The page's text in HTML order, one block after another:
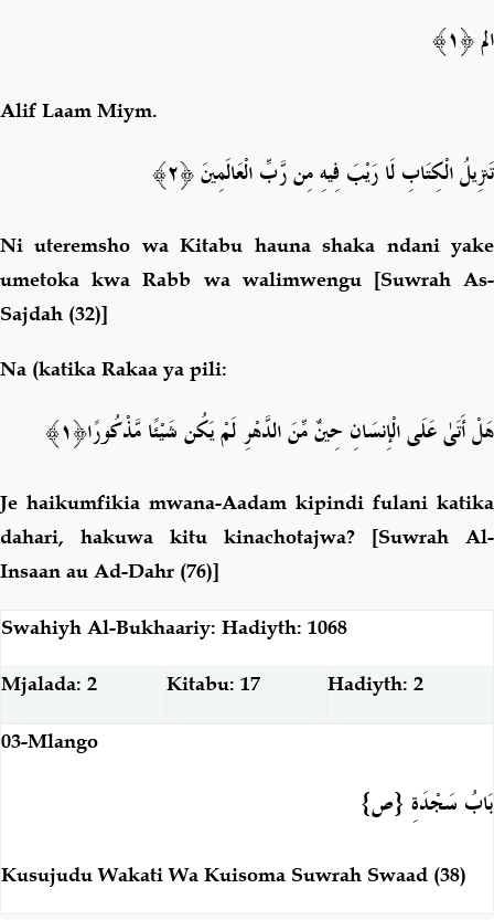
الم ﴿١﴾
Alif Laam Miym.
تَنزِيلُ الْكِتَابِ لَا رَيْبَ فِيهِ مِن رَّبِّ الْعَالَمِينَ ﴿٢﴾
Ni uteremsho wa Kitabu hauna shaka ndani yake
umetoka kwa Rabb wa walimwengu [Suwrah As-
Sajdah (32)]
Na (katika Rakaa ya pili:
هَلْ أَتَىٰ عَلَى الْإِنسَانِ حِينٌ مِّنَ الدَّهْرِ لَمْ يَكُن شَيْئًا مَّذْكُورًا﴿١﴾
Je haikumfikia mwana-Aadam kipindi fulani katika
dahari, hakuwa kitu kinachotajwa? [Suwrah Al-
Insaan au Ad-Dahr (76)]
Swahiyh Al-Bukhaariy: Hadiyth: 1068
Mjalada: 2 Kitabu: 17 Hadiyth: 2
03-Mlango
بَابُ سَجْدَةِ {ص}
Kusujudu Wakati Wa Kuisoma Suwrah Swaad (38)